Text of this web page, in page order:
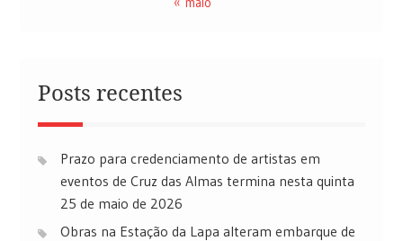
Posts recentes
Prazo para credenciamento de artistas em
eventos de Cruz das Almas termina nesta quinta
25 de maio de 2026
Obras na Estação da Lapa alteram embarque de